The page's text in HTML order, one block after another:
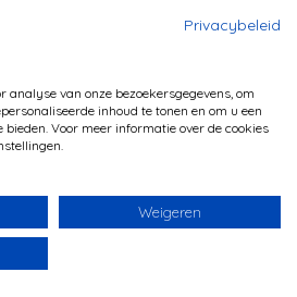
Verbruik
Kleurtemperatuur
Privacybeleid
analyse van onze bezoekersgegevens, om
inhoud te tonen en om u een
Voor meer informatie over de cookies
Weigeren